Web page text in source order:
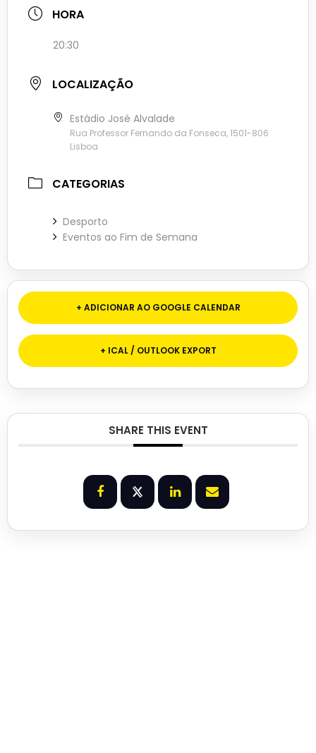
HORA
20:30
LOCALIZAÇÃO
Estádio José Alvalade
Rua Professor Fernando da Fonseca, 1501-806
Lisboa
CATEGORIAS
Desporto
Eventos ao Fim de Semana
+ ADICIONAR AO GOOGLE CALENDAR
+ ICAL / OUTLOOK EXPORT
SHARE THIS EVENT